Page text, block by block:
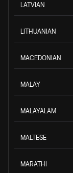
LATVIAN
LITHUANIAN
MACEDONIAN
MALAY
MALAYALAM
MALTESE
MARATHI